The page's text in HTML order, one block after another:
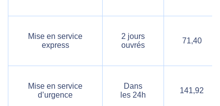
Mise en service
express
2 jours
ouvrés
71,40
Mise en service
d’urgence
Dans
les 24h
141,92